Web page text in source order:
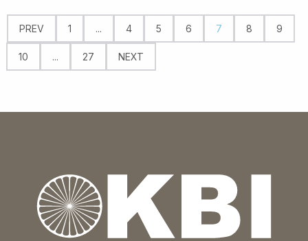
PREV 1 ... 4 5 6 7 8 9
10 ... 27 NEXT